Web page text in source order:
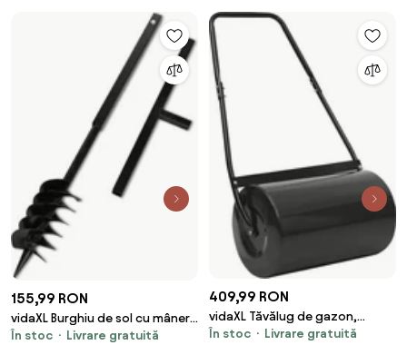
155,99 RON
vidaXL Burghiu de sol cu mâner,
120 mm, duble spirale, negru,
În stoc Livrare gratuită
409,99 RON
vidaXL Tăvălug de gazon,
negru, 63 cm, 50 L
În stoc Livrare gratuită